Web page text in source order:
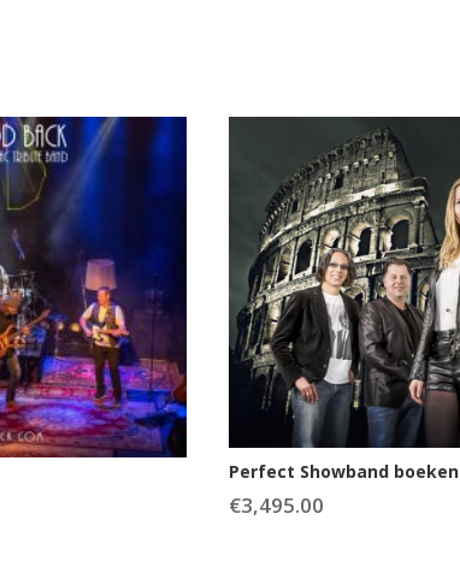
Perfect Showband boeken
€3,495.00